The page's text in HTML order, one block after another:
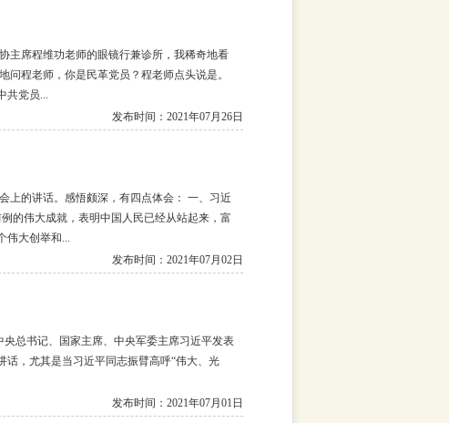
主席程维功老师的眼镜行兼诊所，我稀奇地看
程老师，你是民革党员？程老师点头说是。
共党员...
发布时间：2021年07月26日
的讲话。感悟颇深，有四点体会： 一、习近
的伟大成就，表明中国人民已经从站起来，富
伟大创举和...
发布时间：2021年07月02日
总书记、国家主席、中央军委主席习近平发表
，尤其是当习近平同志振臂高呼“伟大、光
发布时间：2021年07月01日